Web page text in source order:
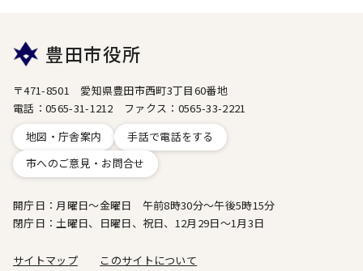
豊田市役所
〒471-8501 愛知県豊田市西町3丁目60番地
電話：0565-31-1212 ファクス：0565-33-2221
地図・庁舎案内
手話で電話をする
市へのご意見・お問合せ
開庁日：月曜日～金曜日 午前8時30分～午後5時15分
閉庁日：土曜日、日曜日、祝日、12月29日～1月3日
サイトマップ
このサイトについて